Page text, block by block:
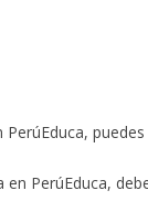
PerúEduca,
en PerúEduca,